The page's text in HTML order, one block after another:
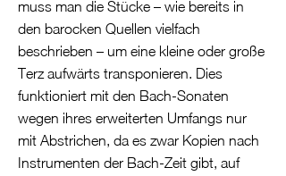
muss man die Stücke – wie bereits in
den barocken Quellen vielfach
beschrieben – um eine kleine oder große
Terz aufwärts transponieren. Dies
funktioniert mit den Bach-Sonaten
wegen ihres erweiterten Umfangs nur
mit Abstrichen, da es zwar Kopien nach
Instrumenten der Bach-Zeit gibt, auf